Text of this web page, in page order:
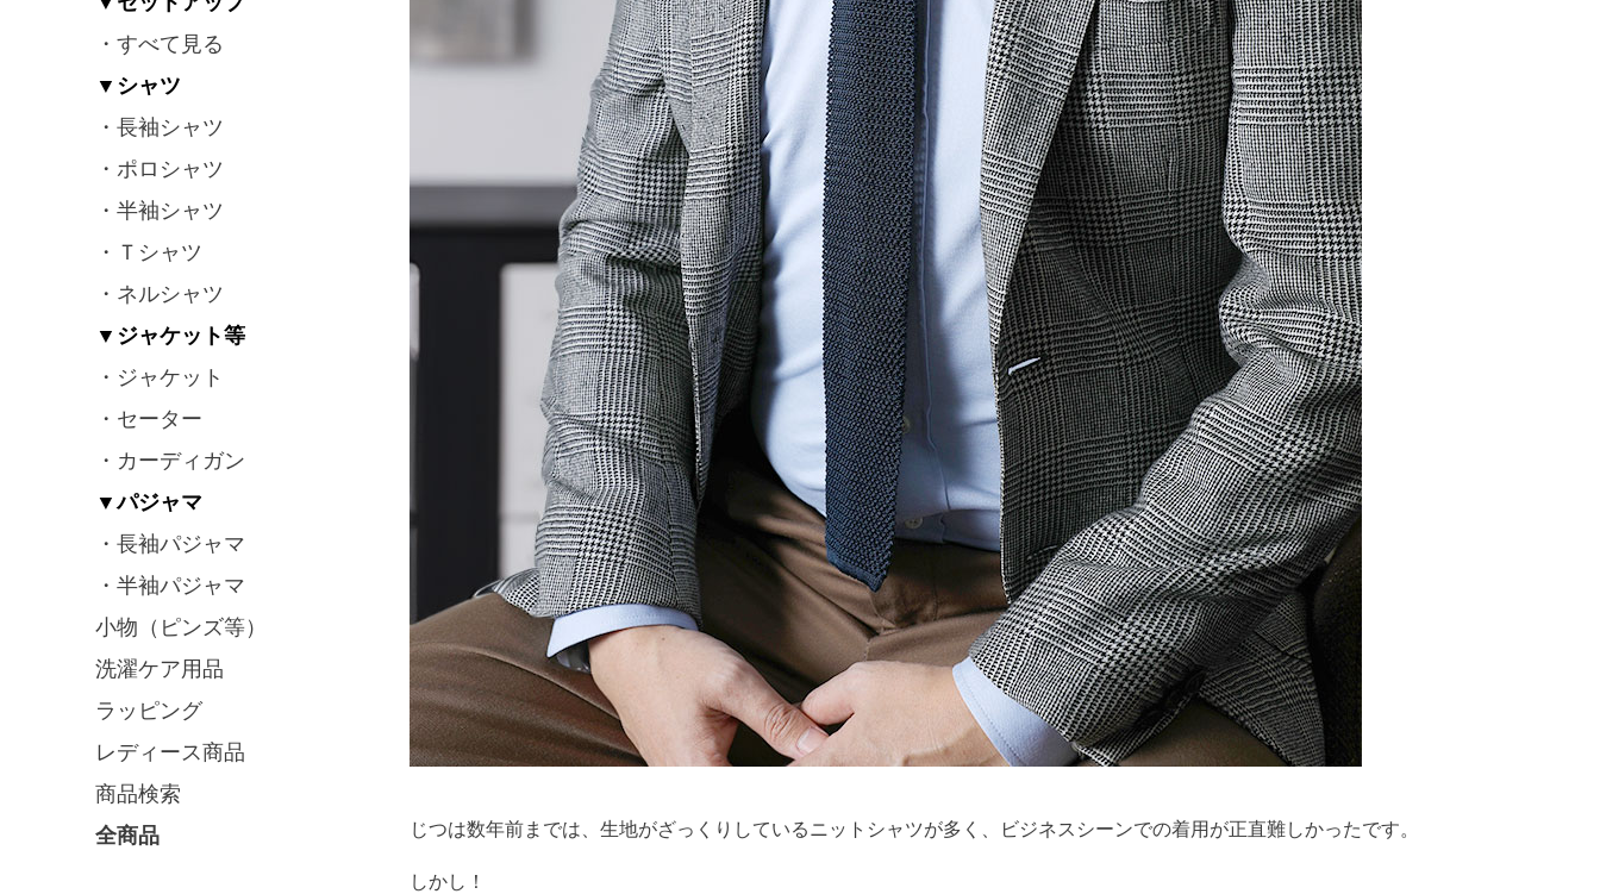
・すべて見る
▼シャツ
・長袖シャツ
・ポロシャツ
・半袖シャツ
・Ｔシャツ
・ネルシャツ
▼ジャケット等
・ジャケット
・セーター
・カーディガン
▼パジャマ
・長袖パジャマ
・半袖パジャマ
小物（ピンズ等）
洗濯ケア用品
ラッピング
レディース商品
商品検索
全商品
じつは数年前までは、生地がざっくりしているニットシャツが多く、ビジネスシーンでの着用が正直難しかったです。
しかし！